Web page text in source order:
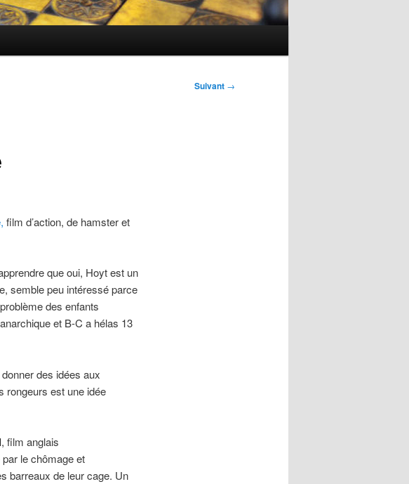
Suivant →
film d’action, de hamster et
que oui, Hoyt est un
semble peu intéressé parce
des enfants
et B-C a hélas 13
des idées aux
rongeurs est une idée
, film anglais
par le chômage et
barreaux de leur cage. Un